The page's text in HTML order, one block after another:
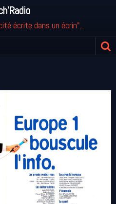
écrite dans un écrin"...